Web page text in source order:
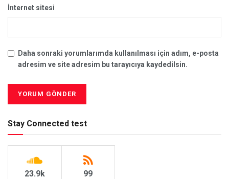
İnternet sitesi
Daha sonraki yorumlarımda kullanılması için adım, e-posta
adresim ve site adresim bu tarayıcıya kaydedilsin.
Stay Connected test
23.9k 99